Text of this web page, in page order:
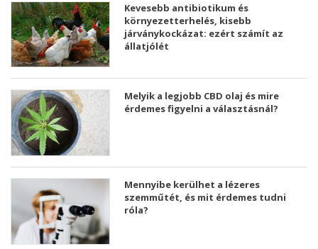
Kevesebb antibiotikum és
környezetterhelés, kisebb
járványkockázat: ezért számít az
állatjólét
Melyik a legjobb CBD olaj és mire
érdemes figyelni a választásnál?
Mennyibe kerülhet a lézeres
szemműtét, és mit érdemes tudni
róla?